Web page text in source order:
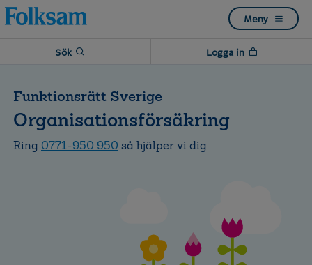
Till
navigation
Till
innehåll
Meny
Sök Logga in
Funktionsrätt Sverige
Organisationsförsäkring
Ring 0771-950 950 så hjälper vi dig.